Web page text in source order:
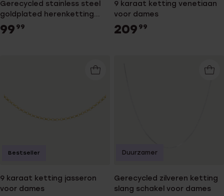
Gerecycled stainless steel
goldplated herenketting
met gourmetschakel
99 99
9 karaat ketting venetiaan
voor dames
209 99
9 karaat ketting jasseron
voor dames
Bestseller
Gerecycled zilveren ketting
slang schakel voor dames
Duurzamer